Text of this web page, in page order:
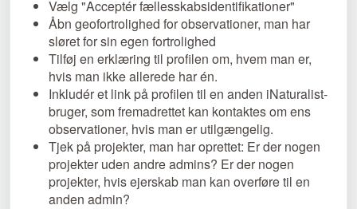
Vælg "Acceptér fællesskabsidentifikationer"
Åbn geofortrolighed for observationer, man har
sløret for sin egen fortrolighed
Tilføj en erklæring til profilen om, hvem man er,
hvis man ikke allerede har én.
Inkludér et link på profilen til en anden iNaturalist-
bruger, som fremadrettet kan kontaktes om ens
observationer, hvis man er utilgængelig.
Tjek på projekter, man har oprettet: Er der nogen
projekter uden andre admins? Er der nogen
projekter, hvis ejerskab man kan overføre til en
anden admin?